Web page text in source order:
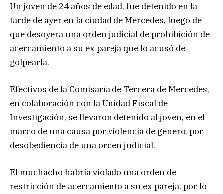
Un joven de 24 años de edad, fue detenido en la
tarde de ayer en la ciudad de Mercedes, luego de
que desoyera una orden judicial de prohibición de
acercamiento a su ex pareja que lo acusó de
golpearla.
Efectivos de la Comisaría de Tercera de Mercedes,
en colaboración con la Unidad Fiscal de
Investigación, se llevaron detenido al joven, en el
marco de una causa por violencia de género, por
desobediencia de una orden judicial.
El muchacho habría violado una orden de
restricción de acercamiento a su ex pareja, por lo